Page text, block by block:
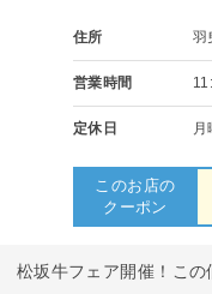
住所 羽
営業時間
定休日 月
このお店の
クーポン
松坂牛フェア開催！この